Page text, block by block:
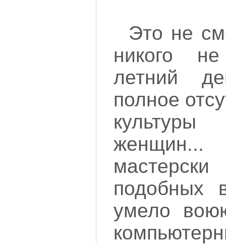
Это не
никого
летний
полное
подобных
умело